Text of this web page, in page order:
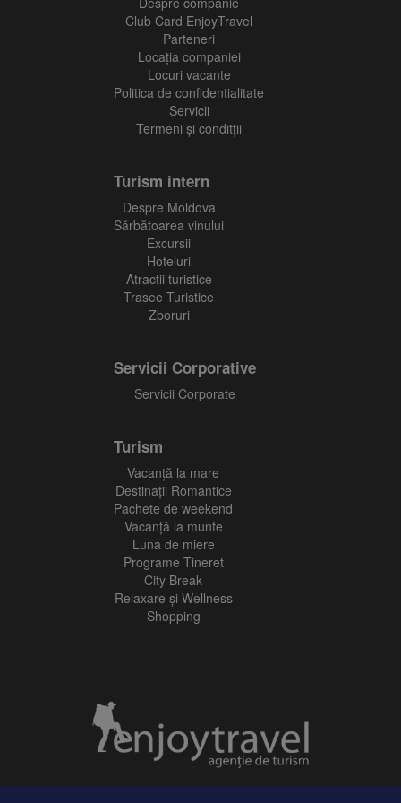
Club Card EnjoyTravel
Parteneri
Locaţia companiei
Locuri vacante
Politica de confidentialitate
Servicii
Termeni și conditții
Turism intern
Despre Moldova
Sărbătoarea vinului
Excursii
Hoteluri
Atractii turistice
Trasee Turistice
Zboruri
Servicii Corporative
Servicii Corporate
Turism
Vacanţă la mare
Destinații Romantice
Pachete de weekend
Vacanță la munte
Luna de miere
Programe Tineret
City Break
Relaxare și Wellness
Shopping